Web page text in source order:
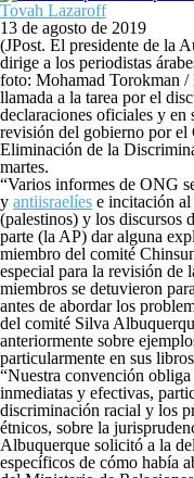
Tovah Lazaroff
13 de agosto de 2019
(JPost. El presidente de la
dirige a los periodistas
foto: Mohamad Torokman /
llamada a la tarea por el
declaraciones oficiales y en
revisión del gobierno por el
Eliminación de la
martes.
“Varios informes de ONG
y antiisraelíes e incitación al
(palestinos) y los discursos
parte (la AP) dar alguna
miembro del comité
especial para la revisión de
miembros se detuvieron
antes de abordar los
del comité Silva
anteriormente sobre
particularmente en sus
“Nuestra convención obliga
inmediatas y efectivas,
discriminación racial y los
étnicos, sobre la
Albuquerque solicitó a la
específicos de cómo había